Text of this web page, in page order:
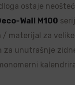
ostaje
Wall M100
/ materijal za
za unutrašnje